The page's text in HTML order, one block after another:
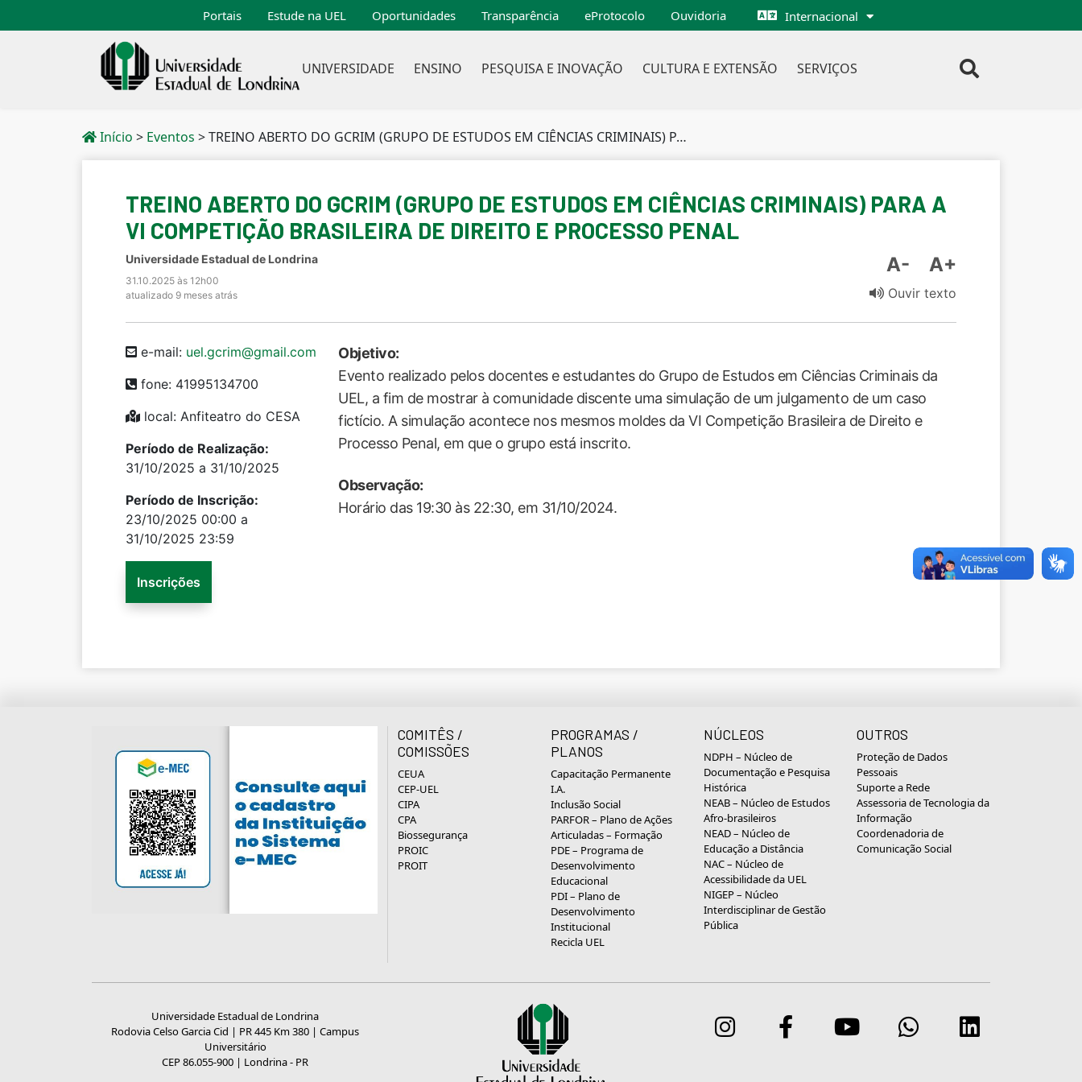
Portais Estude na UEL Oportunidades Transparência eProtocolo Ouvidoria Internacional
UNIVERSIDADE ENSINO PESQUISA E INOVAÇÃO CULTURA E EXTENSÃO SERVIÇOS
Início > Eventos >TREINO ABERTO DO GCRIM (GRUPO DE ESTUDOS EM CIÊNCIAS CRIMINAIS) PARA A VI COMPETIÇÃO BRASILEIRA DE DIREITO E PROCESSO PENAL
TREINO ABERTO DO GCRIM (GRUPO DE ESTUDOS EM CIÊNCIAS CRIMINAIS) PARA A
VI COMPETIÇÃO BRASILEIRA DE DIREITO E PROCESSO PENAL
Universidade Estadual de Londrina
31.10.2025 às 12h00
atualizado 9 meses atrás
A- A+
Ouvir texto
e-mail: uel.gcrim@gmail.com
fone: 41995134700
local: Anfiteatro do CESA
Período de Realização:
31/10/2025 a 31/10/2025
Período de Inscrição:
23/10/2025 00:00 a
31/10/2025 23:59
Inscrições
Objetivo:
Evento realizado pelos docentes e estudantes do Grupo de Estudos em Ciências Criminais da
UEL, a fim de mostrar à comunidade discente uma simulação de um julgamento de um caso
fictício. A simulação acontece nos mesmos moldes da VI Competição Brasileira de Direito e
Processo Penal, em que o grupo está inscrito.
Observação:
Horário das 19:30 às 22:30, em 31/10/2024.
COMITÊS /
COMISSÕES
CEUA
CEP-UEL
CIPA
CPA
Biossegurança
PROIC
PROIT
PROGRAMAS /
PLANOS
Capacitação Permanente
I.A.
Inclusão Social
PARFOR – Plano de Ações
Articuladas – Formação
PDE – Programa de
Desenvolvimento
Educacional
PDI – Plano de
Desenvolvimento
Institucional
Recicla UEL
NÚCLEOS
NDPH – Núcleo de
Documentação e Pesquisa
Histórica
NEAB – Núcleo de Estudos
Afro-brasileiros
NEAD – Núcleo de
Educação a Distância
NAC – Núcleo de
Acessibilidade da UEL
NIGEP – Núcleo
Interdisciplinar de Gestão
Pública
OUTROS
Proteção de Dados
Pessoais
Suporte a Rede
Assessoria de Tecnologia da
Informação
Coordenadoria de
Comunicação Social
Universidade Estadual de Londrina
Rodovia Celso Garcia Cid | PR 445 Km 380 | Campus
Universitário
CEP 86.055-900 | Londrina - PR